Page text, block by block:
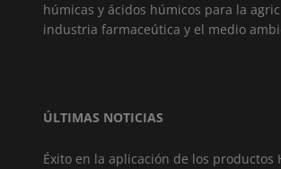
húmicas y ácidos húmicos para la
industria farmaceútica y el medio
ÚLTIMAS NOTICIAS
Éxito en la aplicación de los productos